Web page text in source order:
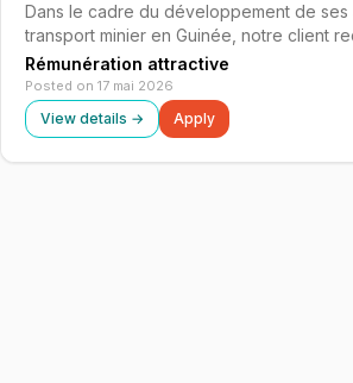
Dans le cadre du développement de ses
transport minier en Guinée, notre client
Responsable HSE pour piloter
santé, sécurité et environnement. Ce
consiste à garantir la confor…
Rémunération attractive
Posted on 17 mai 2026
View details → Apply